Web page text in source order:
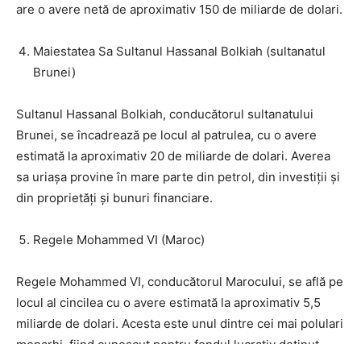
are o avere netă de aproximativ 150 de miliarde de dolari.
Maiestatea Sa Sultanul Hassanal Bolkiah (sultanatul
Brunei)
Sultanul Hassanal Bolkiah, conducătorul sultanatului
Brunei, se încadrează pe locul al patrulea, cu o avere
estimată la aproximativ 20 de miliarde de dolari. Averea
sa uriașa provine în mare parte din petrol, din investiții și
din proprietăți și bunuri financiare.
Regele Mohammed VI (Maroc)
Regele Mohammed VI, conducătorul Marocului, se află pe
locul al cincilea cu o avere estimată la aproximativ 5,5
miliarde de dolari. Acesta este unul dintre cei mai polulari